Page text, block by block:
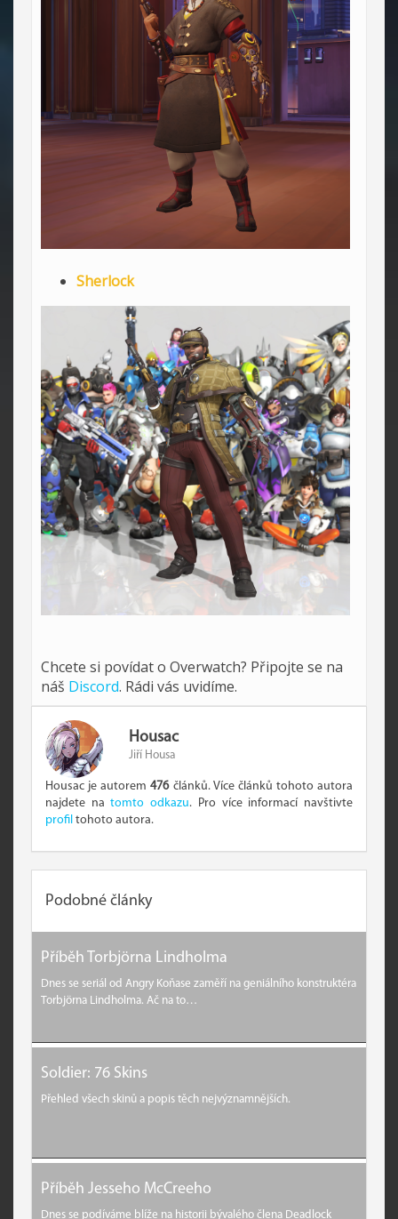
Sherlock
Chcete si povídat o Overwatch? Připojte se na
náš Discord. Rádi vás uvidíme.
Housac
Jiří Housa
Housac je autorem476článků. Více článků tohoto autora
najdete natomto odkazu. Pro více informací navštivte
profil tohoto autora.
Podobné články
Příběh Torbjörna Lindholma
Dnes se seriál od Angry Koňase zaměří na geniálního konstruktéra
Torbjörna Lindholma. Ač na to…
Soldier: 76 Skins
Přehled všech skinů a popis těch nejvýznamnějších.
Příběh Jesseho McCreeho
Dnes se podíváme blíže na historii bývalého člena Deadlock